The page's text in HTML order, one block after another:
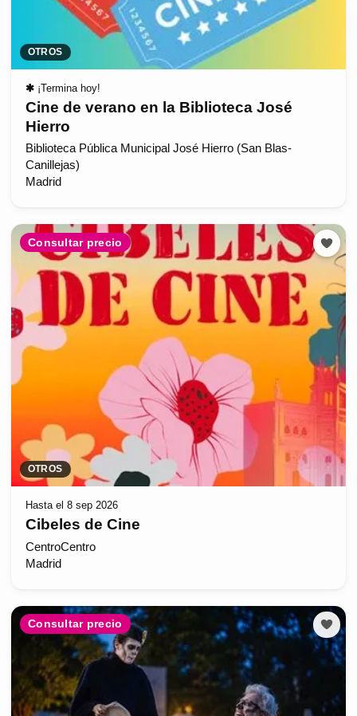
OTROS
✱ ¡Termina hoy!
Cine de verano en la Biblioteca José
Hierro
Biblioteca Pública Municipal José Hierro (San Blas-
Canillejas)
Madrid
Consultar precio
OTROS
Hasta el 8 sep 2026
Cibeles de Cine
CentroCentro
Madrid
Consultar precio